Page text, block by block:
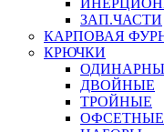
ЗАП.ЧАСТИ
КАРПОВАЯ
КРЮЧКИ
ДВОЙНЫЕ
ТРОЙНЫЕ
ОФСЕТНЫЕ